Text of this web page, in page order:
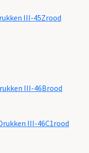
III-45Zrood
III-46Brood
III-46C1rood